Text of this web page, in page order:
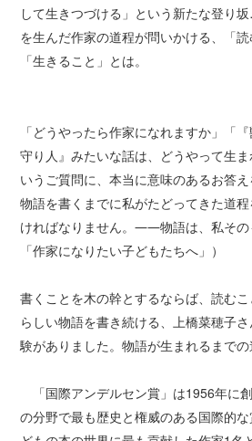
して生きつづける」という新たな登り
を生んだ作家の道程が問いかける、「読
「生きること」とは。
「どうやったら作家になれますか」「
守り人』みたいな話は、どうやって生
いうご質問に、本当に意味のあるお答
物語を書くまでに私がたどってきた道
ければなりません。――物語は、私その
「作家になりたい子どもたちへ」）
書くことを木の幹とするならば、読む
らしい物語を書き続ける、上橋菜穂子
験がありました。物語が生まれるまでの
「国際アンデルセン賞」は1956年に
の分野で最も歴史と権威のある国際的